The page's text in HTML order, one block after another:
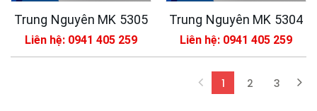
Trung Nguyên MK 5305
Liên hệ: 0941 405 259
Trung Nguyên MK 5304
Liên hệ: 0941 405 259
1(current)
2 3